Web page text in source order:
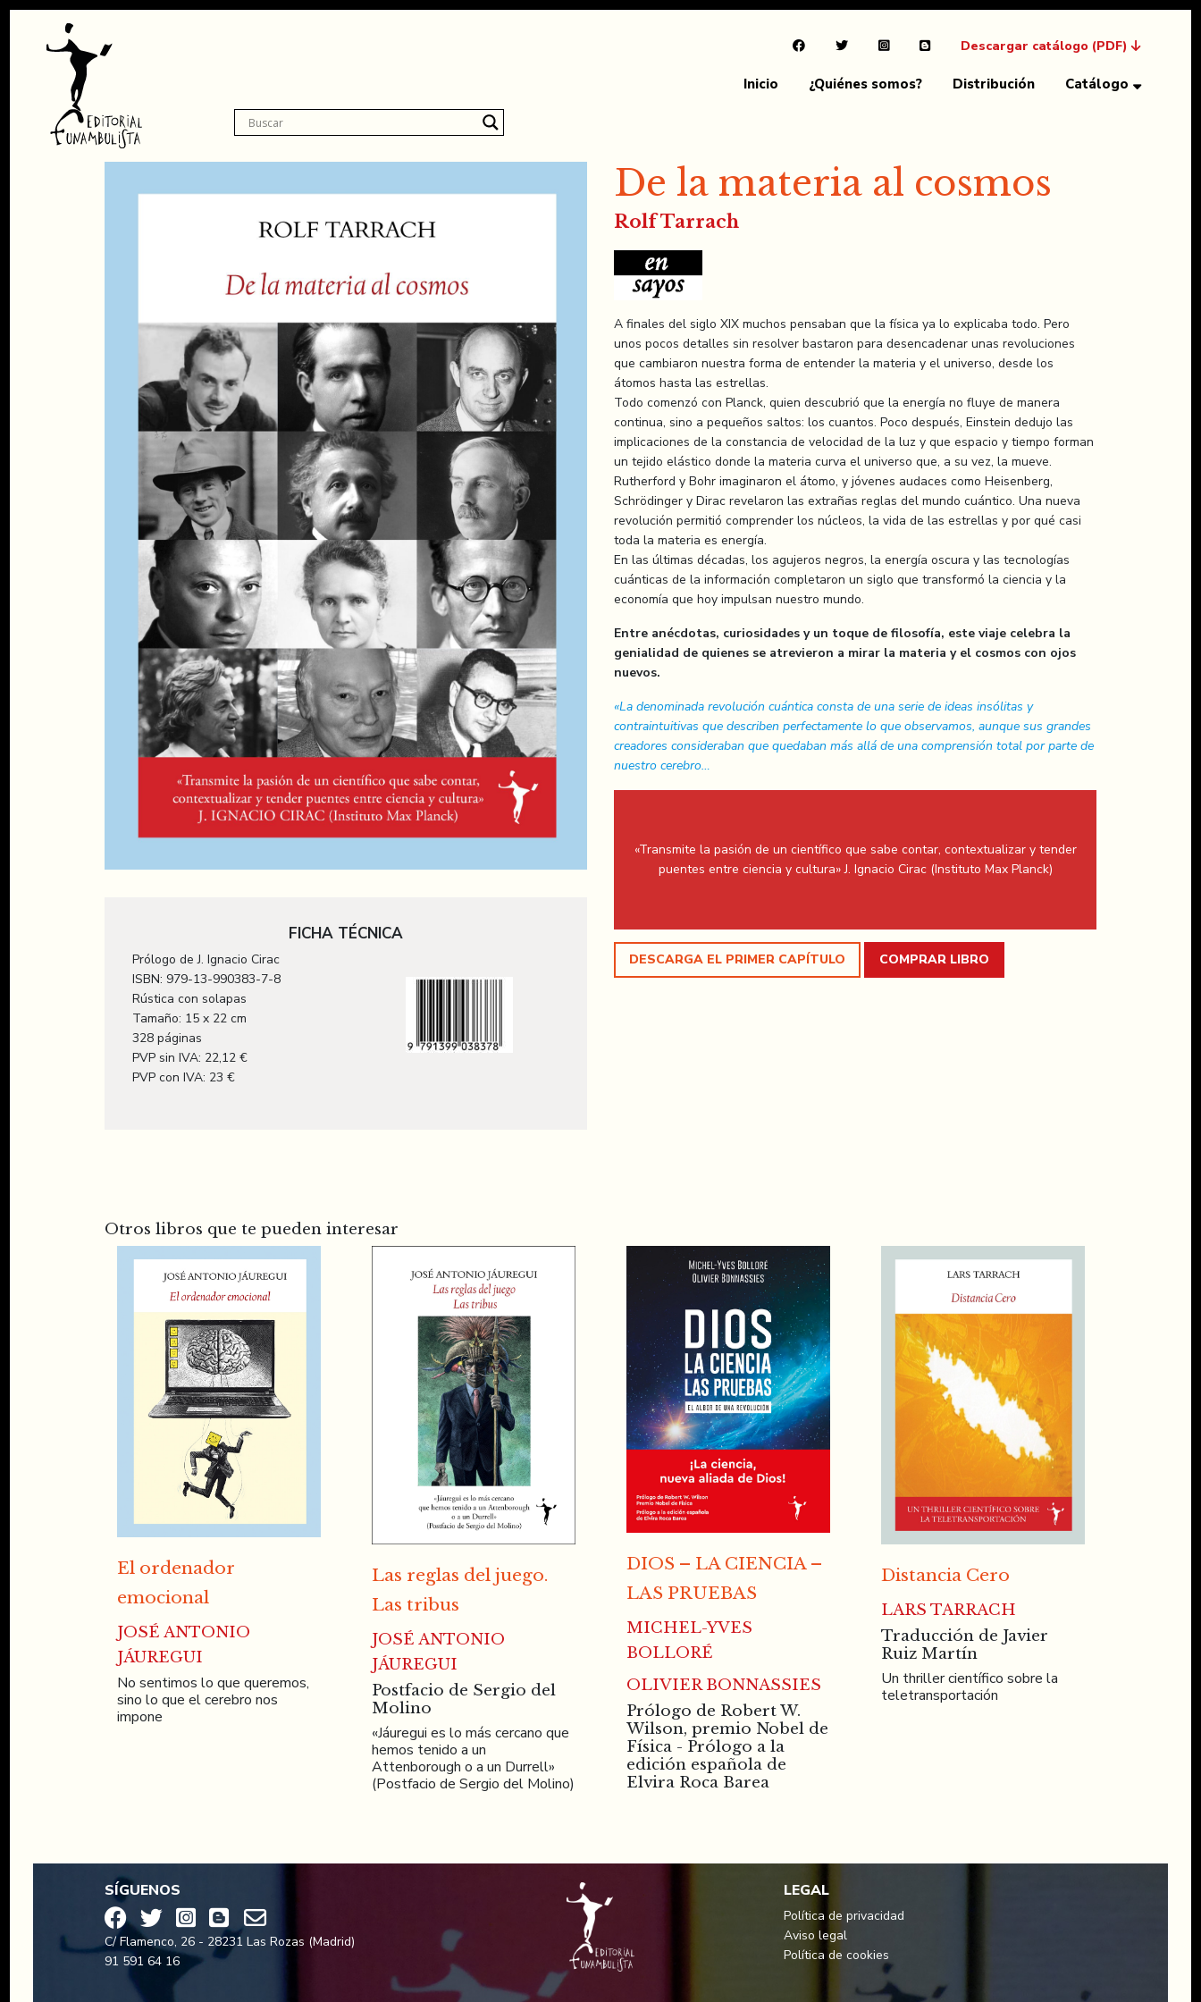
Descargar catálogo (PDF)
Inicio ¿Quiénes somos? Distribución Catálogo
FICHA TÉCNICA
Prólogo de J. Ignacio Cirac
ISBN: 979-13-990383-7-8
Rústica con solapas
Tamaño: 15 x 22 cm
328 páginas
PVP sin IVA: 22,12 €
PVP con IVA: 23 €
De la materia al cosmos
Rolf Tarrach
A finales del siglo XIX muchos pensaban que la física ya lo explicaba todo. Pero
unos pocos detalles sin resolver bastaron para desencadenar unas revoluciones
que cambiaron nuestra forma de entender la materia y el universo, desde los
átomos hasta las estrellas.
Todo comenzó con Planck, quien descubrió que la energía no fluye de manera
continua, sino a pequeños saltos: los cuantos. Poco después, Einstein dedujo las
implicaciones de la constancia de velocidad de la luz y que espacio y tiempo forman
un tejido elástico donde la materia curva el universo que, a su vez, la mueve.
Rutherford y Bohr imaginaron el átomo, y jóvenes audaces como Heisenberg,
Schrödinger y Dirac revelaron las extrañas reglas del mundo cuántico. Una nueva
revolución permitió comprender los núcleos, la vida de las estrellas y por qué casi
toda la materia es energía.
En las últimas décadas, los agujeros negros, la energía oscura y las tecnologías
cuánticas de la información completaron un siglo que transformó la ciencia y la
economía que hoy impulsan nuestro mundo.
Entre anécdotas, curiosidades y un toque de filosofía, este viaje celebra la
genialidad de quienes se atrevieron a mirar la materia y el cosmos con ojos
nuevos.
«La denominada revolución cuántica consta de una serie de ideas insólitas y
contraintuitivas que describen perfectamente lo que observamos, aunque sus grandes
creadores consideraban que quedaban más allá de una comprensión total por parte de
nuestro cerebro…
«Transmite la pasión de un científico que sabe contar, contextualizar y tender
puentes entre ciencia y cultura» J. Ignacio Cirac (Instituto Max Planck)
DESCARGA EL PRIMER CAPÍTULO COMPRAR LIBRO
Otros libros que te pueden interesar
El ordenador
emocional
JOSÉ ANTONIO
JÁUREGUI
No sentimos lo que queremos,
sino lo que el cerebro nos
impone
Las reglas del juego.
Las tribus
JOSÉ ANTONIO
JÁUREGUI
Postfacio de Sergio del
Molino
«Jáuregui es lo más cercano que
hemos tenido a un
Attenborough o a un Durrell»
(Postfacio de Sergio del Molino)
DIOS – LA CIENCIA –
LAS PRUEBAS
MICHEL-YVES
BOLLORÉ
OLIVIER BONNASSIES
Prólogo de Robert W.
Wilson, premio Nobel de
Física - Prólogo a la
edición española de
Elvira Roca Barea
Distancia Cero
LARS TARRACH
Traducción de Javier
Ruiz Martín
Un thriller científico sobre la
teletransportación
SÍGUENOS
C/ Flamenco, 26 - 28231 Las Rozas (Madrid)
91 591 64 16
LEGAL
Política de privacidad
Aviso legal
Política de cookies